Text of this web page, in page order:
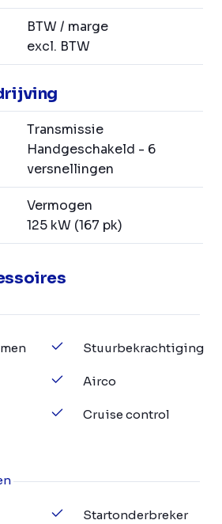
BTW / marge
excl. BTW
Transmissie
Handgeschakeld - 6
versnellingen
Vermogen
125 kW (167 pk)
Stuurbekrachtiging
Airco
Cruise control
Startonderbreker